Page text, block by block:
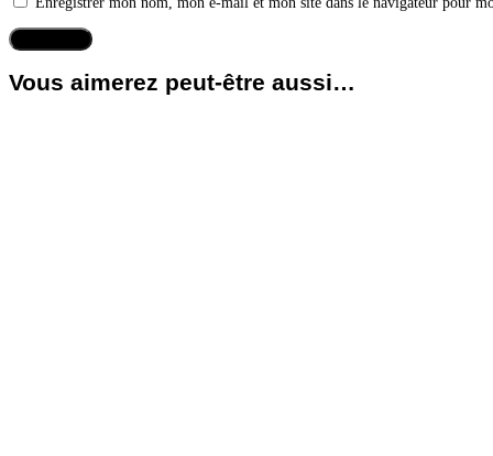
Vous aimerez peut-être aussi…